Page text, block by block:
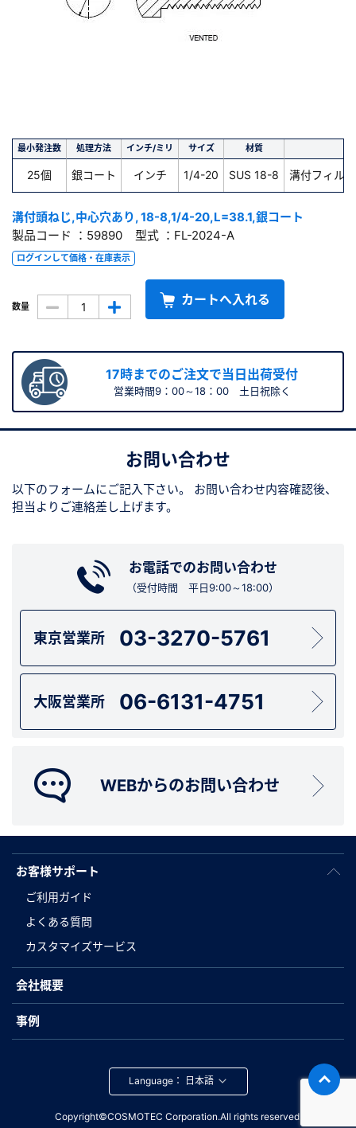
最小発注数 処理方法 インチ/ミリ サイズ 材質
25個 銀コート インチ 1/4-20 SUS 18-8 溝付フィル
溝付頭ねじ,中心穴あり, 18-8,1/4-20,L=38.1,銀コート
製品コード ：59890 型式 ：FL-2024-A
ログインして価格・在庫表示
数量 カートへ入れる
17時までのご注文で当日出荷受付
営業時間9：00～18：00 土日祝除く
お問い合わせ
以下のフォームにご記入下さい。
お問い合わせ内容確認後、
担当よりご連絡差し上げます。
お電話でのお問い合わせ
（受付時間 平日9:00～18:00）
東京営業所 03-3270-5761
大阪営業所 06-6131-4751
WEBからのお問い合わせ
お客様サポート
ご利用ガイド
よくある質問
カスタマイズサービス
会社概要
事例
Language：
Copyright©COSMOTEC Corporation.All rights reserved.